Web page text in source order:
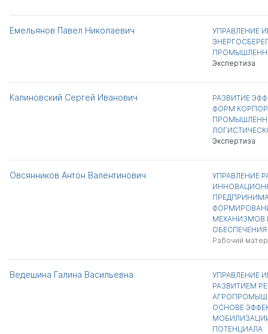
Емельянов Павел Николаевич
УПРАВЛЕНИЕ
Экспертиза
Калиновский Сергей Иванович
РАЗВИТИЕ
ФОРМ
Экспертиза
Овсянников Антон Валентинович
УПРАВЛЕНИЕ
МЕХАНИЗМОВ
ОБЕСПЕЧЕНИЯ
Рабочий
Ведешина Галина Васильевна
УПРАВЛЕНИЕ
РАЗВИТИЕМ
ОСНОВЕ
ПОТЕНЦИАЛА